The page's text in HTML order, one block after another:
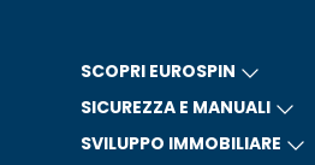
SCOPRI EUROSPIN
SICUREZZA E MANUALI
SVILUPPO IMMOBILIARE